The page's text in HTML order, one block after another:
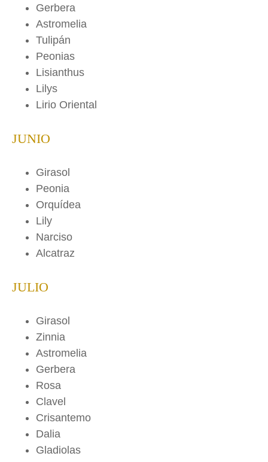
Gerbera
Astromelia
Tulipán
Peonias
Lisianthus
Lilys
Lirio Oriental
JUNIO
Girasol
Peonia
Orquídea
Lily
Narciso
Alcatraz
JULIO
Girasol
Zinnia
Astromelia
Gerbera
Rosa
Clavel
Crisantemo
Dalia
Gladiolas